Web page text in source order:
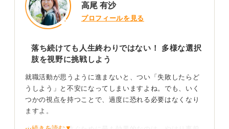
0
高尾 有沙
プロフィールを見る
落ち続けても人生終わりではない！ 多様な選択
肢を視野に挑戦しよう
就職活動が思うように進まないと、つい「失敗したらど
うしよう」と不安になってしまいますよね。でも、いく
つかの視点を持つことで、過度に恐れる必要はなくなり
ますよ。